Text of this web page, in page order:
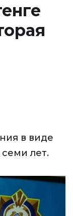
в виде
лет.